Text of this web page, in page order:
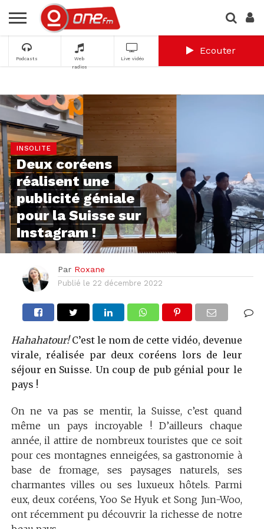
Podcasts
Web
radios
Live vidéo
Ecouter
INSOLITE
Deux coréens
réalisent une
publicité géniale
pour la Suisse sur
Instagram !
Par Roxane
Publié le 22 décembre 2022
Hahahatour!C’est le nom de cette vidéo, devenue
virale, réalisée par deux coréens lors de leur
séjour en Suisse. Un coup de pub génial pour le
pays !
On ne va pas se mentir, la Suisse, c’est quand
même un pays incroyable ! D’ailleurs chaque
année, il attire de nombreux touristes que ce soit
pour ces montagnes enneigées, sa gastronomie à
base de fromage, ses paysages naturels, ses
charmantes villes ou ses luxueux hôtels. Parmi
eux, deux coréens, Yoo Se Hyuk et Song Jun-Woo,
ont récemment pu découvrir la richesse de notre